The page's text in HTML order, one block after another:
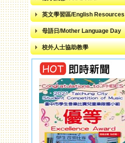
英文學習區/English Resources
母語日/Mother Language Day
校外人士協助教學